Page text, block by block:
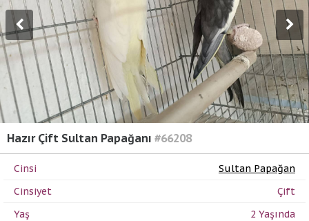
Hazır Çift Sultan Papağanı #66208
Cinsi
Sultan Papağan
Cinsiyet
Çift
Yaş
2 Yaşında